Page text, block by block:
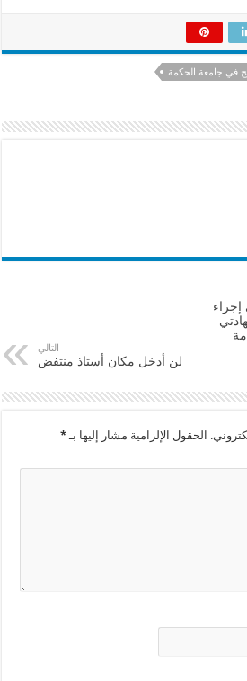
at
sA
p
ar
e
في جامعة الحكمة
التالي
لن أدخل مكان أستاذ منتفض
الحقول الإلزامية مشار إليها بـ*